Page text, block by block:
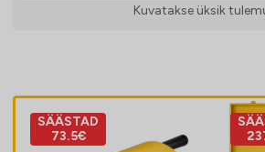
Kuvatakse üksik
SÄÄSTAD
73.5€